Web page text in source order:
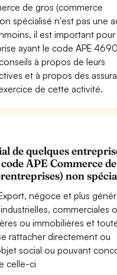
de gros (commerce
spécialisé n'est pas une
il est important pour
ayant le code APE
à propos de leurs
et à propos des
de cette activité.
de quelques
APE Commerce
non
négoce et plus
commerciales
ou immobilières et
rattacher directement ou
social ou pouvant
celle-ci